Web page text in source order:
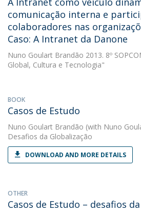
comunicação interna e
colaboradores nas
Caso: A Intranet da Danone
Nuno Goulart Brandão 2013. 8º
Global, Cultura e Tecnologia"
BOOK
Casos de Estudo
Nuno Goulart Brandão (with Nuno
Desafios da Globalização
DOWNLOAD AND MORE DETAILS
OTHER
Casos de Estudo – desafios